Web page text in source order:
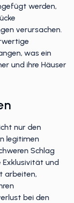
werden,
verursachen.
was ein
und ihre Häuser
nur den
legitimen
Schlag
Exklusivität und
arbeiten,
bei den